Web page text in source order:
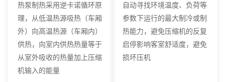
热泵制热采用逆卡诺循环原
理，从低温热源吸热（车厢
外）向高温热源（车厢内）
供热，向室内供热热量等于
从室外吸收的热量加上压缩
机输入的能量
自动寻找环境温度、负荷等
参数下运行的最大制冷或制
热能力，避免压缩机的反复
启停影响客室舒适度，避免
损坏压机